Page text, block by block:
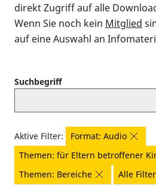
direkt Zugriff auf alle
Wenn Sie noch kein Mitglied
auf eine Auswahl an
Suchbegriff
Aktive Filter:
Format: Audio
Themen: für Eltern betroffener
Themen: Bereiche
Alle